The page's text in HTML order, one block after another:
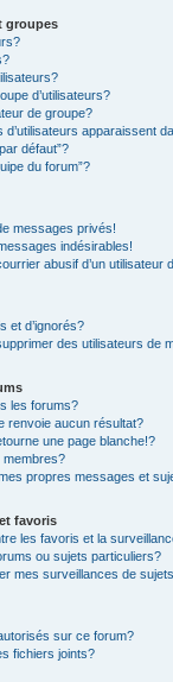
groupes
d’utilisateurs?
de groupe?
d’utilisateurs apparaissent
défaut”?
du forum”?
messages privés!
indésirables!
abusif d’un utilisateur
et d’ignorés?
des utilisateurs de
les forums?
renvoie aucun résultat?
une page blanche!?
propres messages et
favoris
les favoris et la
ou sujets particuliers?
mes surveillances de
sur ce forum?
fichiers joints?